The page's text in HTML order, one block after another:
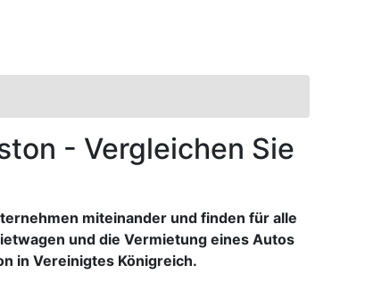
- Vergleichen Sie
miteinander und finden für alle
und die Vermietung eines Autos
in Vereinigtes Königreich.